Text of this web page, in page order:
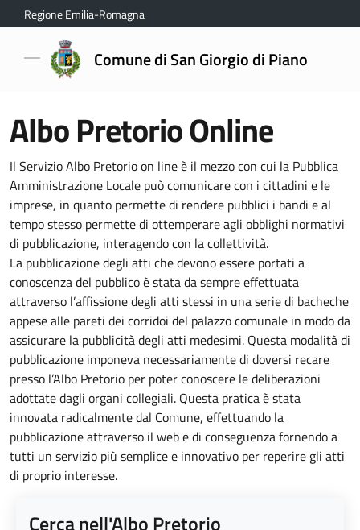
Regione Emilia-Romagna
Comune di San Giorgio di Piano
Albo Pretorio Online
Il Servizio Albo Pretorio on line è il mezzo con cui la Pubblica
Amministrazione Locale può comunicare con i cittadini e le
imprese, in quanto permette di rendere pubblici i bandi e al
tempo stesso permette di ottemperare agli obblighi normativi
di pubblicazione, interagendo con la collettività.
La pubblicazione degli atti che devono essere portati a
conoscenza del pubblico è stata da sempre effettuata
attraverso l’affissione degli atti stessi in una serie di bacheche
appese alle pareti dei corridoi del palazzo comunale in modo da
assicurare la pubblicità degli atti medesimi. Questa modalità di
pubblicazione imponeva necessariamente di doversi recare
presso l’Albo Pretorio per poter conoscere le deliberazioni
adottate dagli organi collegiali. Questa pratica è stata
innovata radicalmente dal Comune, effettuando la
pubblicazione attraverso il web e di conseguenza fornendo a
tutti un servizio più semplice e innovativo per reperire gli atti
di proprio interesse.
Cerca nell'Albo Pretorio